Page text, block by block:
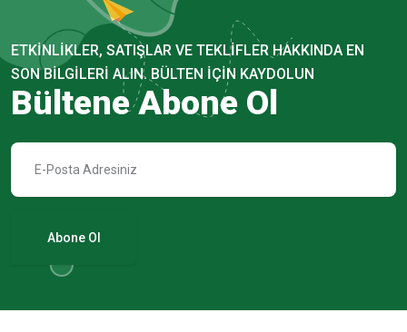
ETKINLIKLER, SATIŞLAR VE TEKLIFLER HAKKINDA EN
SON BILGILERI ALIN. BÜLTEN IÇIN KAYDOLUN
Bültene Abone Ol
Abone Ol